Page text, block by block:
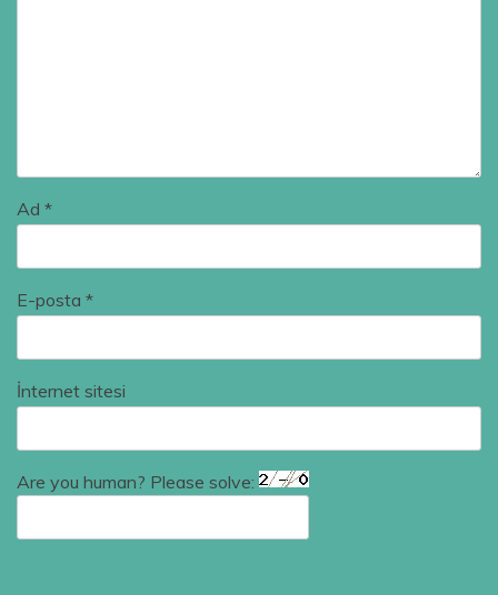
Ad *
E-posta *
İnternet sitesi
Are you human? Please solve: